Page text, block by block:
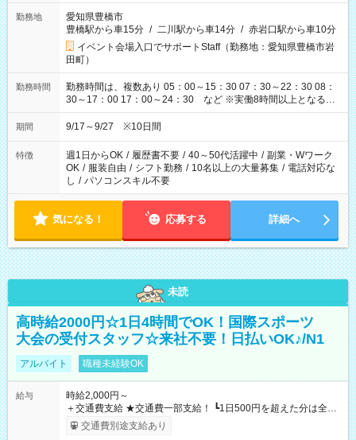
勤務地
愛知県豊橋市
豊橋駅から車15分 / 二川駅から車14分 / 赤岩口駅から車10分
イベント会場入口でサポートStaff（勤務地：愛知県豊橋市岩
田町）
勤務時間
勤務時間は、複数あり 05：00～15：30 07：30～22：30 08：
30～17：00 17：00～24：30 など ※実働8時間以上となる勤
務もあります。 【休憩】60分+他休憩あり 交替で取得します。
安全面に配慮しこまめな休憩があります。
期間 9/17～9/27 ※10日間
特徴 週1日からOK / 履歴書不要 / 40～50代活躍中 / 副業・Wワーク
OK / 服装自由 / シフト勤務 / 10名以上の大量募集 / 電話対応な
し / パソコンスキル不要
気になる！ 応募する 詳細へ
未読
高時給2000円☆1日4時間でOK！国際スポーツ
大会の受付スタッフ☆来社不要！日払いOK♪/N1
アルバイト 職種未経験OK
給与
時給2,000円～
＋交通費支給 ★交通費一部支給！ ┗1日500円を超えた分は全額
支給！ ※往復500円以内の方は自己負担となります ★日払い
OK！（規定あり） ┗働いたその日に現金GET♪ お仕事後はコン
交通費別途支給あり